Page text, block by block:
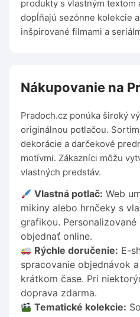
produkty s vlastným textom
dopĺňajú sezónne kolekcie
inšpirované filmami a
Nákupovanie na
Pradoch.cz ponúka široký
originálnou potlačou.
dekorácie a darčekové
motívmi. Zákazníci môžu
vlastných predstáv.
Vlastná potlač: Web
mikiny alebo hrnčeky s
grafikou.
objednať online.
Rýchle doručenie: E-
spracovanie objednávok
krátkom čase. Pri
doprava zdarma.
Tematické kolekcie: